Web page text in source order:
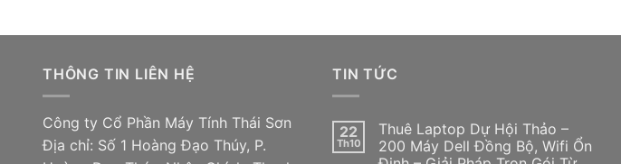
THÔNG TIN LIÊN HỆ
Công ty Cổ Phần Máy Tính Thái Sơn
Địa chỉ: Số 1 Hoàng Đạo Thúy, P.
TIN TỨC
22
Th10
Thuê Laptop Dự Hội Thảo –
200 Máy Dell Đồng Bộ, Wifi Ổn